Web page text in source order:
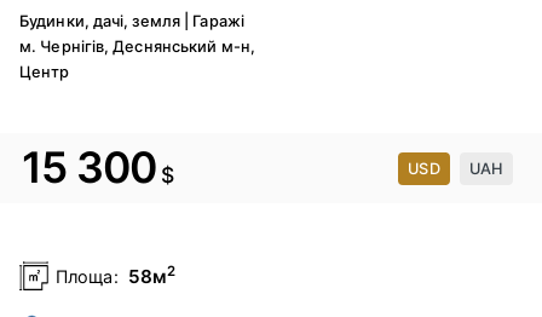
Будинки, дачі, земля
Гаражі
м. Чернігів, Деснянський м-н,
Центр
15 300 $ USD UAH
Площа: 58м2